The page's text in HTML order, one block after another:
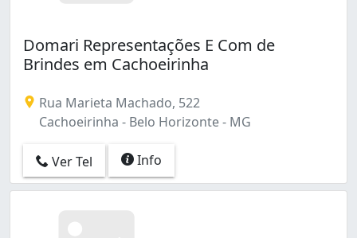
Domari Representações E Com de
Brindes em Cachoeirinha
Rua Marieta Machado, 522
Cachoeirinha - Belo Horizonte - MG
Ver Tel Info